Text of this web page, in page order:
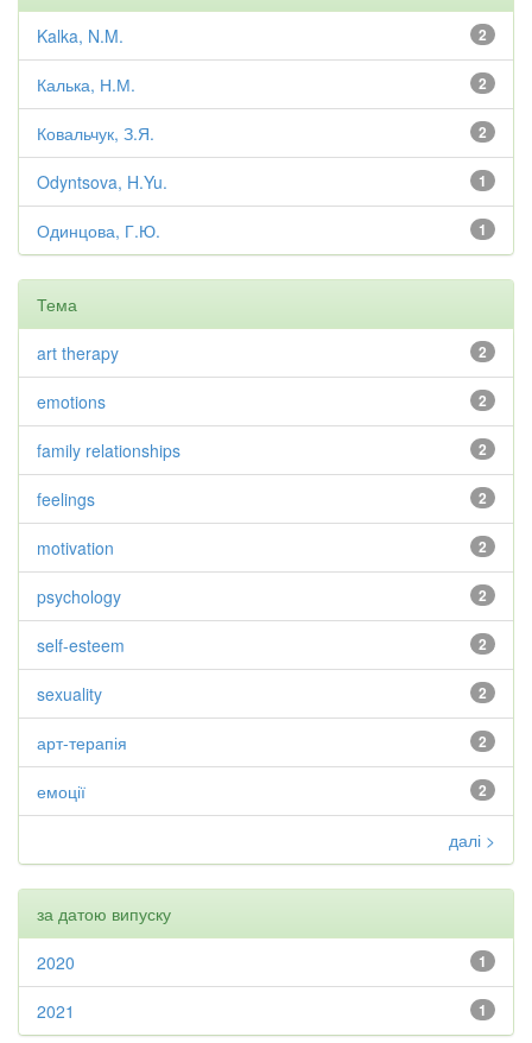
2
Kalka, N.M.
2
Калька, Н.М.
2
Ковальчук, З.Я.
1
Odyntsova, H.Yu.
1
Одинцова, Г.Ю.
Тема
2
art therapy
2
emotions
2
family relationships
2
feelings
2
motivation
2
psychology
2
self-esteem
2
sexuality
2
арт-терапія
2
емоції
далі >
за датою випуску
1
2020
1
2021